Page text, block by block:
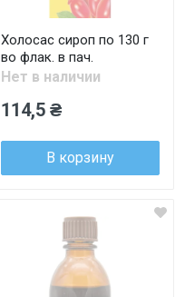
Холосас сироп по 130 г
во флак. в пач.
Нет в наличии
114,5 ₴
В корзину